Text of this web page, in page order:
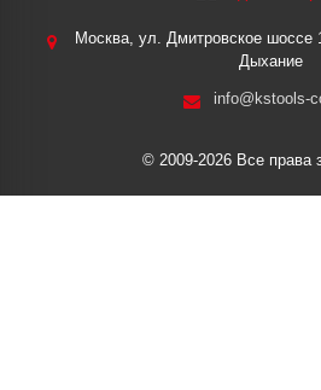
Москва, ул. Дмитровское
Дыхание
info@kstools-
© 2009-2026 Все права